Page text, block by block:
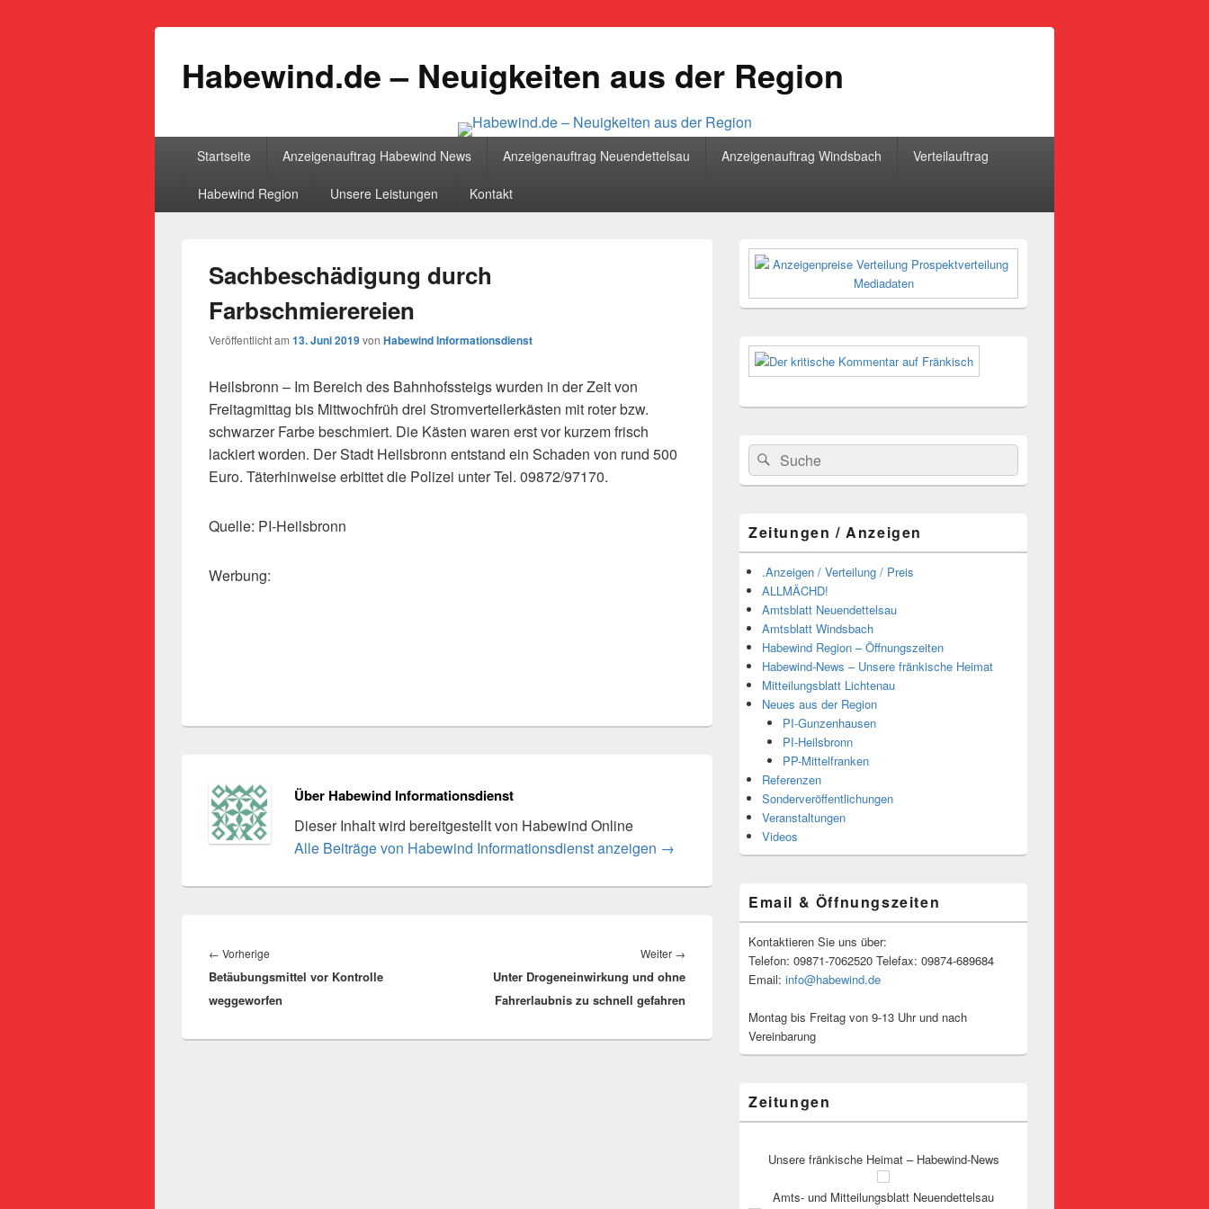
Habewind.de – Neuigkeiten aus der Region
Startseite Anzeigenauftrag Habewind News Anzeigenauftrag Neuendettelsau Anzeigenauftrag Windsbach Verteilauftrag
Habewind Region Unsere Leistungen Kontakt
Sachbeschädigung durch
Farbschmierereien
Veröffentlicht am 13. Juni 2019von Habewind Informationsdienst
Heilsbronn – Im Bereich des Bahnhofssteigs wurden in der Zeit von
Freitagmittag bis Mittwochfrüh drei Stromverteilerkästen mit roter bzw.
schwarzer Farbe beschmiert. Die Kästen waren erst vor kurzem frisch
lackiert worden. Der Stadt Heilsbronn entstand ein Schaden von rund 500
Euro. Täterhinweise erbittet die Polizei unter Tel. 09872/97170.
Quelle: PI-Heilsbronn
Werbung:
Über Habewind Informationsdienst
Dieser Inhalt wird bereitgestellt von Habewind Online
Alle Beiträge von Habewind Informationsdienst anzeigen →
← Vorherige
Beitrag:
Betäubungsmittel vor Kontrolle
weggeworfen
Weiter →
Beitrag:
Unter Drogeneinwirkung und ohne
Fahrerlaubnis zu schnell gefahren
Primärer
Seitenleisten-
Suchen
nach:
Suchen
Zeitungen / Anzeigen
.Anzeigen / Verteilung / Preis
ALLMÄCHD!
Amtsblatt Neuendettelsau
Amtsblatt Windsbach
Habewind Region – Öffnungszeiten
Habewind-News – Unsere fränkische Heimat
Mitteilungsblatt Lichtenau
Neues aus der Region
PI-Gunzenhausen
PI-Heilsbronn
PP-Mittelfranken
Referenzen
Sonderveröffentlichungen
Veranstaltungen
Videos
Email & Öffnungszeiten
Kontaktieren Sie uns über:
Telefon: 09871-7062520 Telefax: 09874-689684
Email: info@habewind.de
Montag bis Freitag von 9-13 Uhr und nach
Vereinbarung
Zeitungen
Unsere fränkische Heimat – Habewind-News
Amts- und Mitteilungsblatt Neuendettelsau